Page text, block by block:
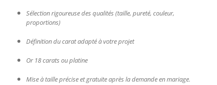
Sélection rigoureuse des qualités (taille, pureté, couleur,
proportions)
Définition du carat adapté à votre projet
Or 18 carats ou platine
Mise à taille précise et gratuite après la demande en mariage.